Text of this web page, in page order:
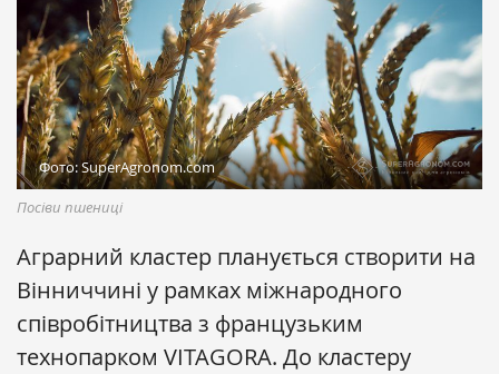
Фото: SuperAgronom.com
Посіви пшениці
Аграрний кластер планується створити на
Вінниччині у рамках міжнародного
співробітництва з французьким
технопарком VITAGORA. До кластеру